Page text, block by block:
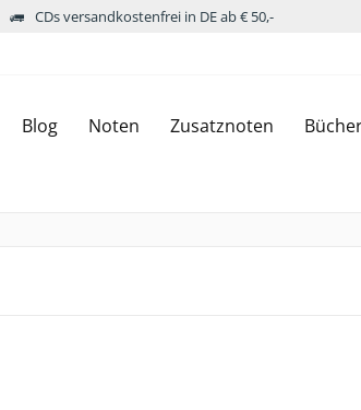
CDs versandkostenfrei in DE ab € 50,-
Blog Noten Zusatznoten